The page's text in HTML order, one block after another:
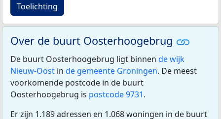
Toelichting
Over de buurt Oosterhoogebrug
De buurt Oosterhoogebrug ligt binnen de wijk
Nieuw-Oost in de gemeente Groningen. De meest
voorkomende postcode in de buurt
Oosterhoogebrug is postcode 9731.
Er zijn 1.189 adressen en 1.068 woningen in de buurt